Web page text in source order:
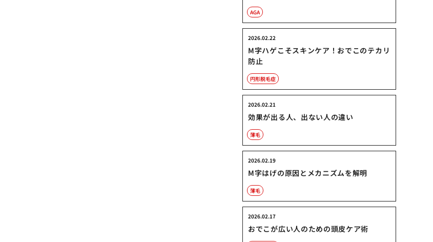
AGA
M字ハゲこそスキンケア！おでこのテカリ
防止
2026.02.22
円形脱毛症
効果が出る人、出ない人の違い
2026.02.21
薄毛
M字はげの原因とメカニズムを解明
2026.02.19
薄毛
おでこが広い人のための頭皮ケア術
2026.02.17